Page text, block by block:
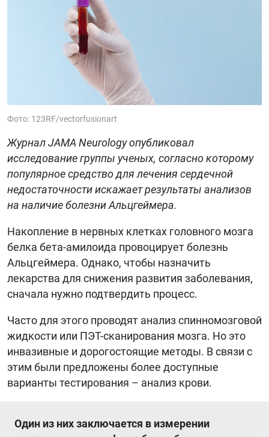
Фото: 123RF/vectorfusionart
Журнал JAMA Neurology опубликовал
исследование группы ученых, согласно которому
популярное средство для лечения сердечной
недостаточности искажает результаты анализов
на наличие болезни Альцгеймера.
Накопление в нервных клетках головного мозга
белка бета-амилоида провоцирует болезнь
Альцгеймера. Однако, чтобы назначить
лекарства для снижения развития заболевания,
сначала нужно подтвердить процесс.
Часто для этого проводят анализ спинномозговой
жидкости или ПЭТ-сканирования мозга. Но это
инвазивные и дорогостоящие методы. В связи с
этим были предложены более доступные
варианты тестирования – анализ крови.
Один из них заключается в измерении